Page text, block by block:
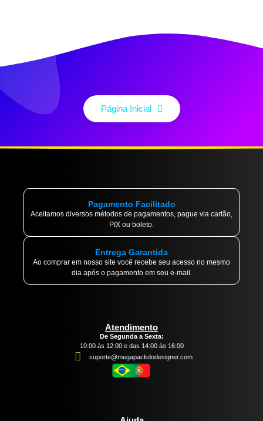
Página Inicial
Pagamento Facilitado
Aceitamos diversos métodos de pagamentos, pague via cartão,
PIX ou boleto.
Entrega Garantida
Ao comprar em nosso site você recebe seu acesso no mesmo
dia após o pagamento em seu e-mail.
Atendimento
De Segunda a Sexta:
10:00 às 12:00 e das 14:00 às 16:00
suporte@megapackdodesigner.com